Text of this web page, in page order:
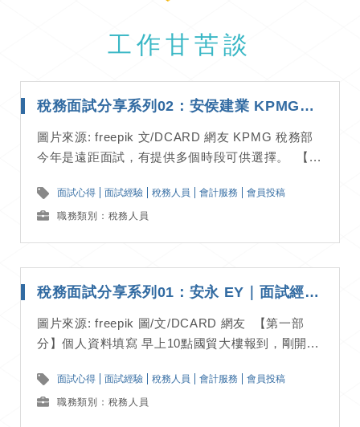
工作甘苦談
稅務面試分享系列02：安侯建業 KPMG｜面試經驗分享
圖片來源: freepik 文/DCARD 網友 KPMG 稅務部
今年是遠距面試，有提供多個時段可供選擇。 【...
面試心得 面試經驗 稅務人員 會計服務 會員投稿
職務類別：稅務人員
稅務面試分享系列01：安永 EY｜面試經驗分享
圖片來源: freepik 圖/文/DCARD 網友 【第一部
分】個人資料填寫 早上10點國貿大樓報到，剛開...
面試心得 面試經驗 稅務人員 會計服務 會員投稿
職務類別：稅務人員